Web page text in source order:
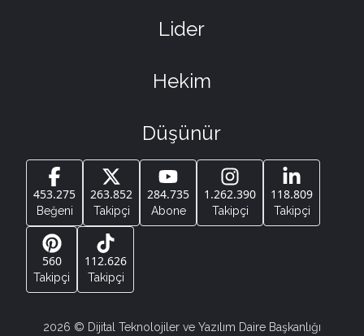
Lider
Hekim
Düşünür
453.275
Beğeni
263.852
Takipçi
284.735
Abone
1.262.390
Takipçi
118.809
Takipçi
560
Takipçi
112.626
Takipçi
2026 © Dijital Teknolojiler ve Yazılım Daire Başkanlığı